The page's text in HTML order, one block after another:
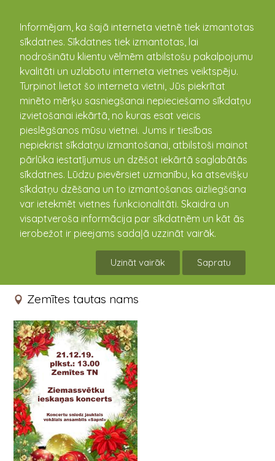
Informējam, ka šajā interneta vietnē tiek izmantotas
sīkdatnes. Sīkdatnes tiek izmantotas, lai
nodrošinātu klientu vēlmēm atbilstošu pakalpojumu
kvalitāti un uzlabotu interneta vietnes veiktspēju.
Turpinot lietot šo interneta vietni, Jūs piekrītat
minēto mērķu sasniegšanai nepieciešamo sīkdatņu
izvietošanai iekārtā, no kuras esat veicis
pieslēgšanos mūsu vietnei. Jums ir tiesības
nepiekrist sīkdatņu izmantošanai, atbilstoši mainot
pārlūka iestatījumus un dzēšot iekārtā saglabātās
sīkdatnes. Lūdzu pievērsiet uzmanību, ka atsevišķu
sīkdatņu dzēšana un to izmantošanas aizliegšana
var ietekmēt vietnes funkcionalitāti. Skaidra un
visaptveroša informācija par sīkdatnēm un kāt ās
ierobežot ir pieejams sadaļā uzzināt vairāk.
Uzināt vairāk Sapratu
kandava.lv
PASĀKUMU
KALENDĀRS
Ziemassvētku ieskaņas
21.12.2019 13:00 - 14:00
Zemītes tautas nams